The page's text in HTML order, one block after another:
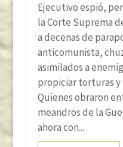
Ejecutivo espió,
la Corte Suprema
a decenas de
anticomunista,
asimilados a
propiciar torturas y
Quienes obraron
meandros de la
ahora con...